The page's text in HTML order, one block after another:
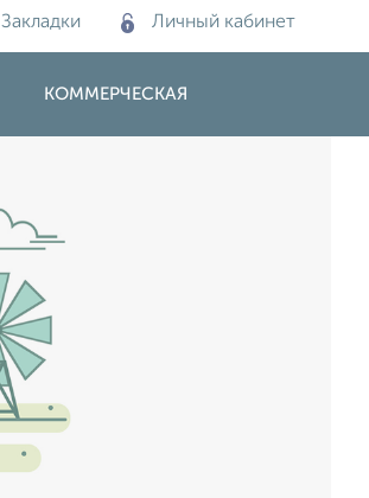
Закладки Личный кабинет
КОММЕРЧЕСКАЯ